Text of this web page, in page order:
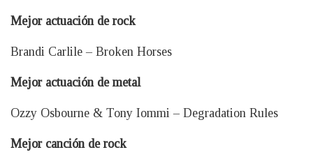
Mejor actuación de rock
Brandi Carlile – Broken Horses
Mejor actuación de metal
Ozzy Osbourne & Tony Iommi – Degradation Rules
Mejor canción de rock